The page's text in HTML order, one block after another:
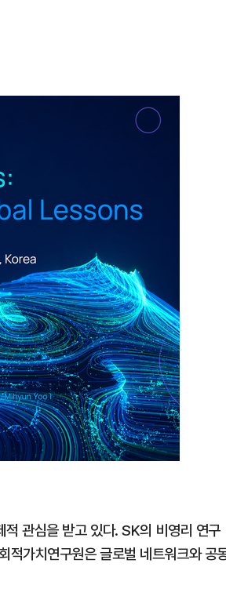
관심을 받고 있다. SK의 비영리 연구
적가치연구원은 글로벌 네트워크와 공